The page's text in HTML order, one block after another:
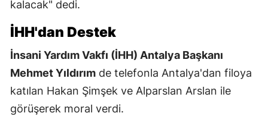
kalacak" dedi.
İHH'dan Destek
İnsani Yardım Vakfı (İHH) Antalya Başkanı
Mehmet Yıldırım de telefonla Antalya'dan filoya
katılan Hakan Şimşek ve Alparslan Arslan ile
görüşerek moral verdi.